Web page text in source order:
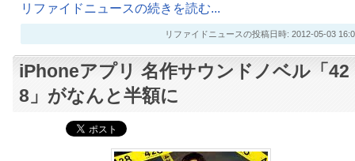
リファイドニュースの続きを読む...
リファイドニュースの投稿日時: 2012-05-03
iPhoneアプリ 名作サウンドノベル「42
8」がなんと半額に